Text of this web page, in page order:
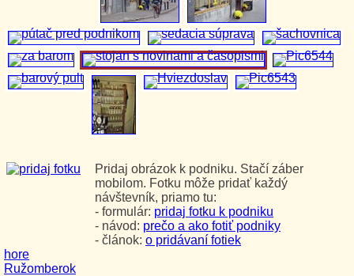
Pridaj obrázok k podniku. Stačí záber
mobilom. Fotku môže pridať každý
návštevník, priamo tu:
- formulár: pridaj fotku k podniku
- návod: prečo a ako fotiť podniky
- článok: o pridávaní fotiek
hore
Ružomberok